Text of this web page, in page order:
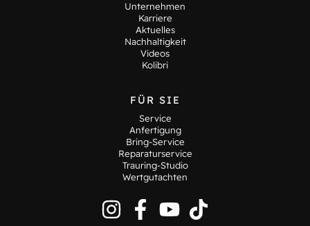
Unternehmen
Karriere
Aktuelles
Nachhaltigkeit
Videos
Kolibri
FÜR SIE
Service
Anfertigung
Bring-Service
Reparaturservice
Trauring-Studio
Wertgutachten